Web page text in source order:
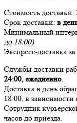
Стоимость доставки:
Срок доставки: в
Минимальный
до 18:00)
Экспресс-доставка за
Службы доставки
24:00, ежедневно.
Доставка в день
18:00, в
Сотрудник
часов до приезда.